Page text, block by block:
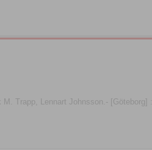
Trapp, Lennart Johnsson.- [Göteborg] :